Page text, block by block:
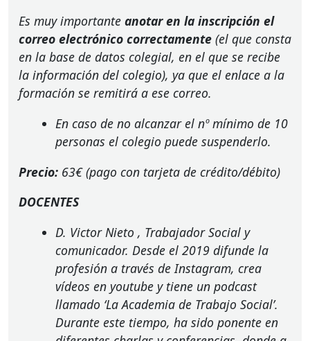
Es muy importante anotar en la inscripción el
correo electrónico correctamente (el que consta
en la base de datos colegial, en el que se recibe
la información del colegio), ya que el enlace a la
formación se remitirá a ese correo.
En caso de no alcanzar el nº mínimo de 10
personas el colegio puede suspenderlo.
Precio: 63€ (pago con tarjeta de crédito/débito)
DOCENTES
D. Victor Nieto , Trabajador Social y
comunicador. Desde el 2019 difunde la
profesión a través de Instagram, crea
vídeos en youtube y tiene un podcast
llamado ‘La Academia de Trabajo Social’.
Durante este tiempo, ha sido ponente en